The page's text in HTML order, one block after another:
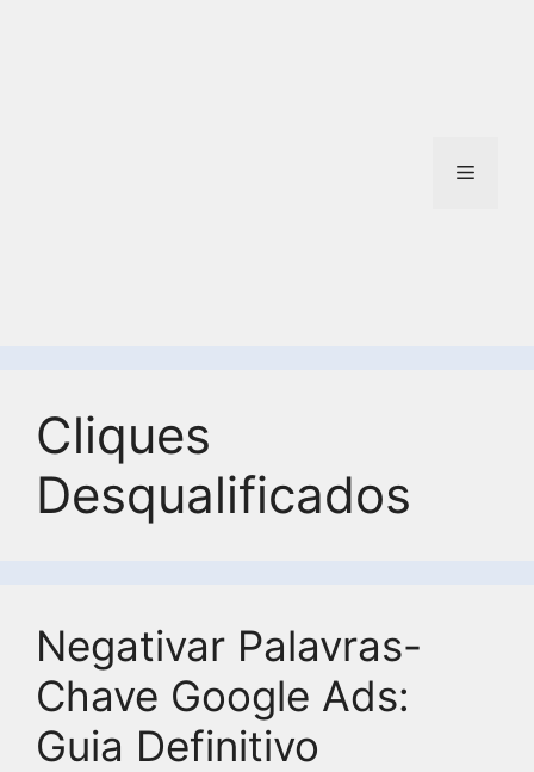
Cliques
Desqualificados
Negativar Palavras-
Chave Google Ads:
Guia Definitivo